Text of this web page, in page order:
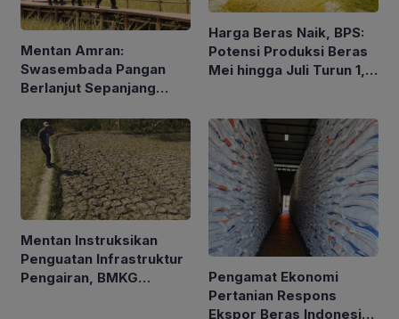
Mentan Amran:
Swasembada Pangan
Berlanjut Sepanjang
Harga Beras Naik, BPS:
Potensi Produksi Beras
Mei hingga Juli Turun 1,16
Mentan Instruksikan
Penguatan Infrastruktur
Pengairan, BMKG
Pengamat Ekonomi
Pertanian Respons
Ekspor Beras Indonesia